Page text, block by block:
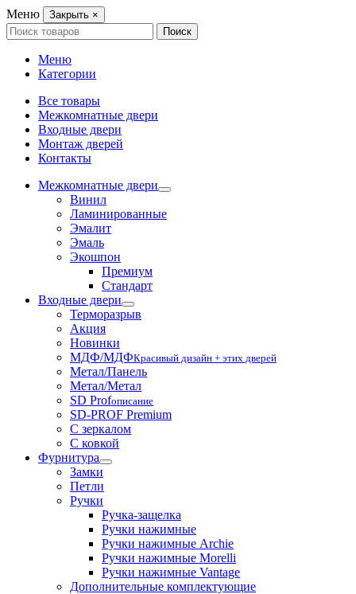
Меню Закрыть ×
Search
for:
Поиск
Меню
Категории
Все товары
Межкомнатные двери
Входные двери
Монтаж дверей
Контакты
Межкомнатные двери
Винил
Ламинированные
Эмалит
Эмаль
Экошпон
Премиум
Стандарт
Входные двери
Терморазрыв
Акция
Новинки
МДФ/МДФКрасивый дизайн + этих дверей
Метал/Панель
Метал/Метал
SD Profописание
SD-PROF Premium
С зеркалом
С ковкой
Фурнитура
Замки
Петли
Ручки
Ручка-защелка
Ручки нажимные
Ручки нажимные Archie
Ручки нажимные Morelli
Ручки нажимные Vantage
Дополнительные комплектующие